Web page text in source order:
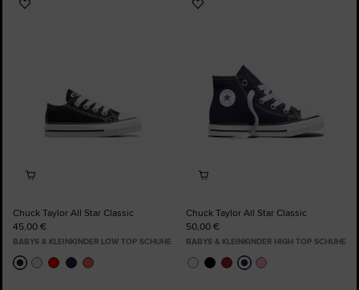
Zu
Chuck Taylor All Star Classic
45,00 €
BABYS & KLEINKINDER LOW TOP SCHUHE
Zu
Chuck Taylor All Star Classic
50,00 €
BABYS & KLEINKINDER HIGH TOP SCHUHE